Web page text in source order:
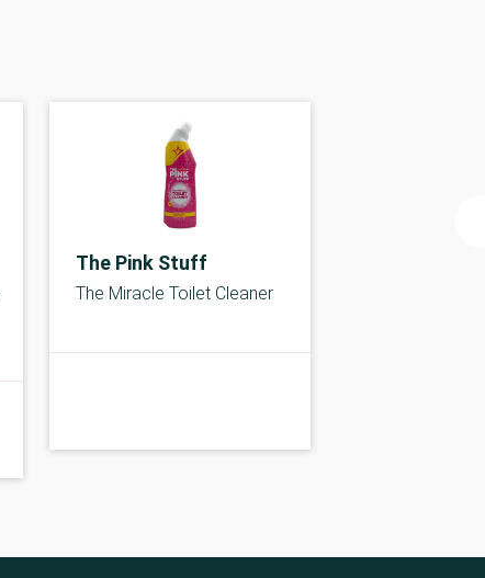
The Pink Stuff
The Miracle Toilet Cleaner